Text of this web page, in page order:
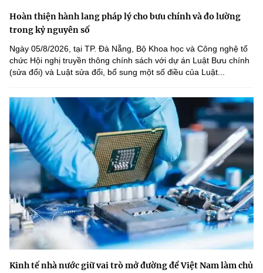
Hoàn thiện hành lang pháp lý cho bưu chính và đo lường
trong kỷ nguyên số
Ngày 05/8/2026, tại TP. Đà Nẵng, Bộ Khoa học và Công nghệ tổ
chức Hội nghị truyền thông chính sách với dự án Luật Bưu chính
(sửa đổi) và Luật sửa đổi, bổ sung một số điều của Luật...
Kinh tế nhà nước giữ vai trò mở đường để Việt Nam làm chủ